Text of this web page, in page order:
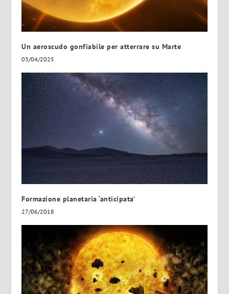
Un aeroscudo gonfiabile per atterrare su Marte
03/04/2025
Formazione planetaria ‘anticipata’
27/06/2018